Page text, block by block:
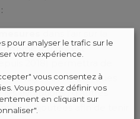
(ce qui est
dans quelques
évolutions ; d’autres
être ajoutées afin de tenir
pour analyser le trafic sur le
votre expérience.
vous consentez à
Vous pouvez définir vos
en cliquant sur